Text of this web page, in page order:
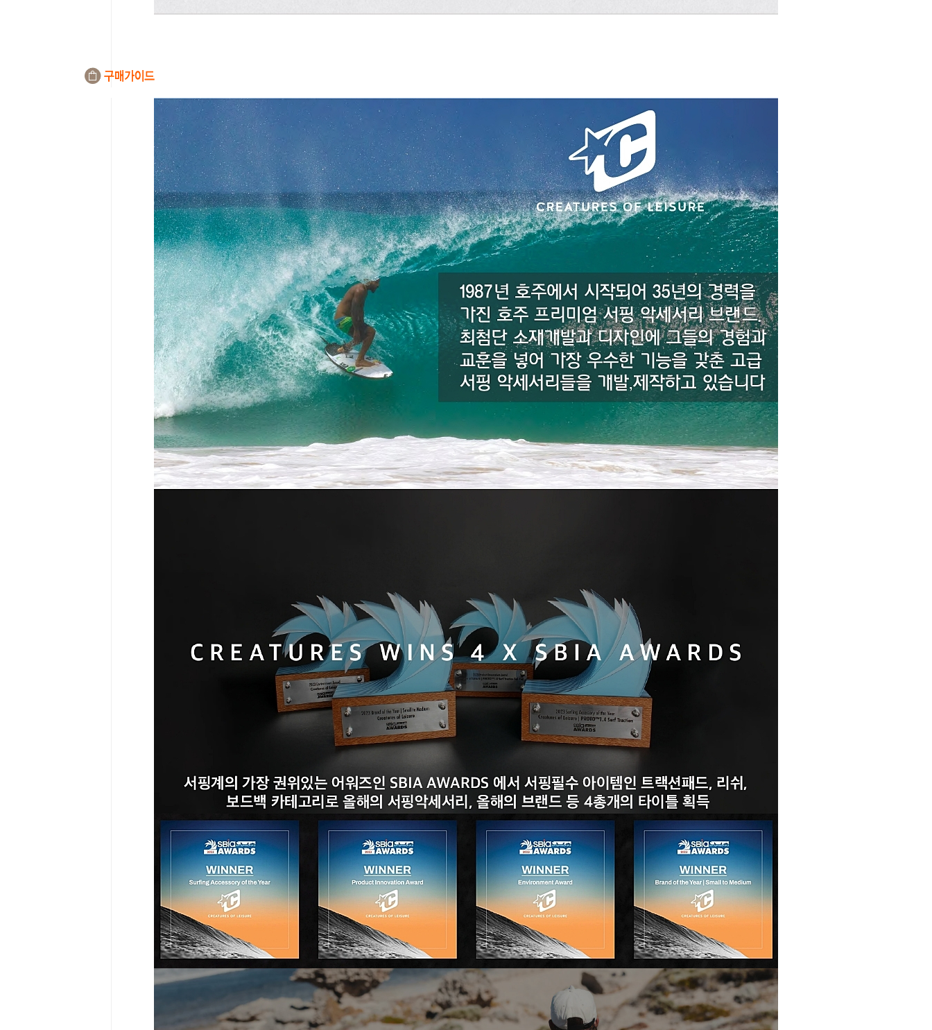
코 라이프 하세요!